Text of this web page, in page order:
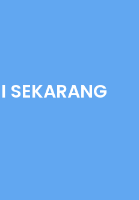
SEKARANG